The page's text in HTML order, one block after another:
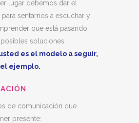
lugar debemos dar el
sentarnos a escuchar y
que está pasando
soluciones.
es el modelo a seguir,
ejemplo.
de comunicación que
presente: